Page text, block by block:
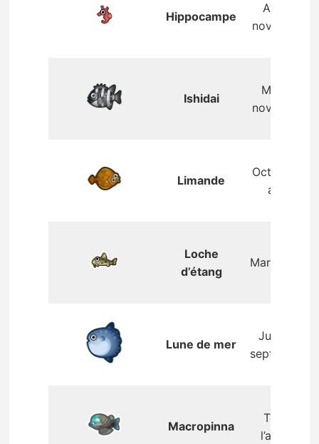
Hippocampe
Avril –
novembre
Ishidai
Mars –
novembre
Limande
Octobre –
avril
Loche
d’étang
Mars – mai
Lune de mer
Juillet –
septembre
Macropinna
Toute
l’année